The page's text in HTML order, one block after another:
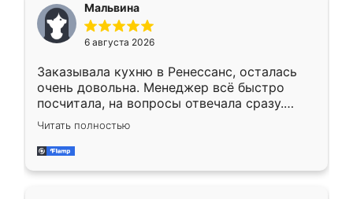
меньше, здесь же он более разнообразный.
Мне нравится ,если что-то потребуется из
мебели буду заказывать только здесь.
Мальвина
6 августа 2026
Заказывала кухню в Ренессанс, осталась
очень довольна. Менеджер всё быстро
посчитала, на вопросы отвечала сразу.
Замерщик приехал в субботу, подошёл к
делу со всей ответственностью. Собрали
за день, ребята работали аккуратно, даже
Читать полностью